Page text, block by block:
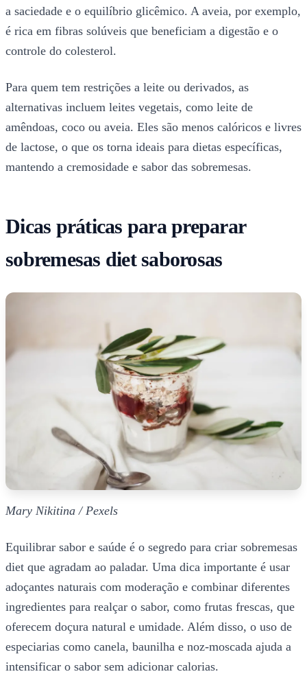
a saciedade e o equilíbrio glicêmico. A aveia, por exemplo,
é rica em fibras solúveis que beneficiam a digestão e o
controle do colesterol.
Para quem tem restrições a leite ou derivados, as
alternativas incluem leites vegetais, como leite de
amêndoas, coco ou aveia. Eles são menos calóricos e livres
de lactose, o que os torna ideais para dietas específicas,
mantendo a cremosidade e sabor das sobremesas.
Dicas práticas para preparar
sobremesas diet saborosas
Mary Nikitina / Pexels
Equilibrar sabor e saúde é o segredo para criar sobremesas
diet que agradam ao paladar. Uma dica importante é usar
adoçantes naturais com moderação e combinar diferentes
ingredientes para realçar o sabor, como frutas frescas, que
oferecem doçura natural e umidade. Além disso, o uso de
especiarias como canela, baunilha e noz-moscada ajuda a
intensificar o sabor sem adicionar calorias.